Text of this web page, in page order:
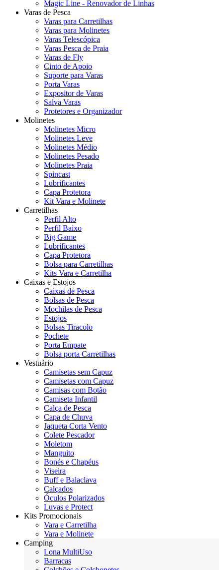
Magic Line - Renovador de Linhas
Varas de Pesca
Varas para Carretilhas
Varas para Molinetes
Varas Telescópica
Varas Pesca de Praia
Varas de Fly
Cinto de Apoio
Suporte para Varas
Porta Varas
Expositor de Varas
Salva Varas
Protetores e Organizador
Molinetes
Molinetes Micro
Molinetes Leve
Molinetes Médio
Molinetes Pesado
Molinetes Praia
Spincast
Lubrificantes
Capa Protetora
Kit Vara e Molinete
Carretilhas
Perfil Alto
Perfil Baixo
Big Game
Lubrificantes
Capa Protetora
Bolsa para Carretilhas
Kits Vara e Carretilha
Caixas e Estojos
Caixas de Pesca
Bolsas de Pesca
Mochilas de Pesca
Estojos
Bolsas Tiracolo
Pochete
Porta Empate
Bolsa porta Carretilhas
Vestuário
Camisetas sem Capuz
Camisetas com Capuz
Camisas com Botão
Camiseta Infantil
Calça de Pesca
Capa de Chuva
Jaqueta Corta Vento
Colete Pescador
Moletom
Manguito
Bonés e Chapéus
Viseira
Buff e Balaclava
Calçados
Óculos Polarizados
Luvas e Protect
Kits Promocionais
Vara e Carretilha
Vara e Molinete
Camping
Lona MultiUso
Barracas